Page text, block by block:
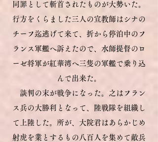
同罪として斬首されたものが大勢いた。
行方をくらました三人の宣教師はシナの
チーフ迄逃げて来て、折から停泊中のフ
ランス軍艦へ訴えたので、水師提督のロ
ーゼ将軍が紅華湾へ三隻の軍艦で乗り込
んで出来た。
談判の末が戦争になった。之はフラン
ス兵の大勝利となって、陸戦隊を組織し
て上陸した。所が、大院君はあらかじめ
射虎を業とするもの八百人を集めて敵兵